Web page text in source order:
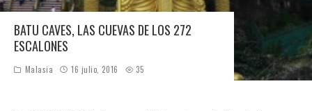
BATU CAVES, LAS CUEVAS DE LOS 272
ESCALONES
Malasia 16 julio, 2016 35